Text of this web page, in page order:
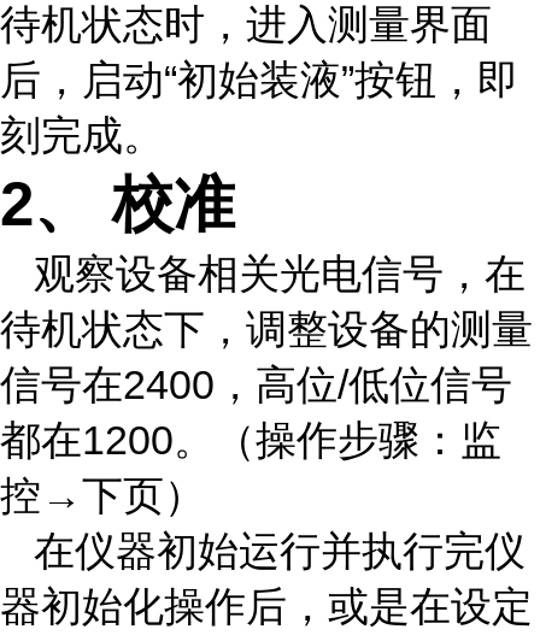
待机状态时，进入测量界面
后，启动“初始装液”按钮，即
刻完成。
2、 校准
观察设备相关光电信号，在
待机状态下，调整设备的测量
信号在2400，高位/低位信号
都在1200。（操作步骤：监
控→下页）
在仪器初始运行并执行完仪
器初始化操作后，或是在设定